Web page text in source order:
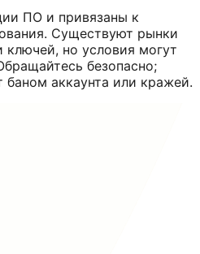
ПО и привязаны к
Существуют рынки
но условия могут
безопасно;
баном аккаунта или кражей.